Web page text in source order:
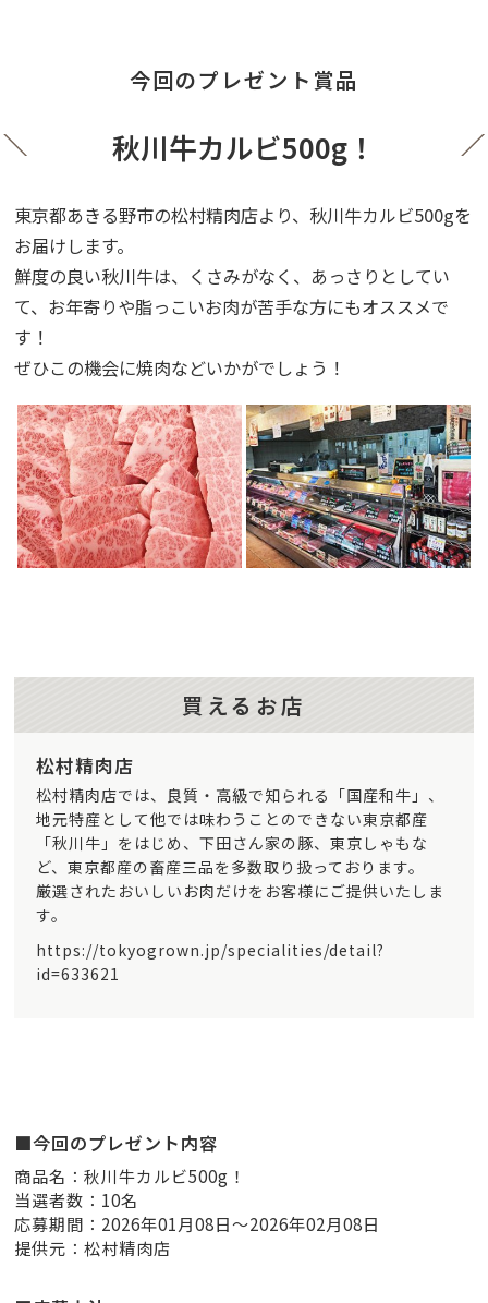
今回のプレゼント賞品
秋川牛カルビ500g！
東京都あきる野市の松村精肉店より、秋川牛カルビ500gを
お届けします。
鮮度の良い秋川牛は、くさみがなく、あっさりとしてい
て、お年寄りや脂っこいお肉が苦手な方にもオススメで
す！
ぜひこの機会に焼肉などいかがでしょう！
買えるお店
松村精肉店
松村精肉店では、良質・高級で知られる「国産和牛」、
地元特産として他では味わうことのできない東京都産
「秋川牛」をはじめ、下田さん家の豚、東京しゃもな
ど、東京都産の畜産三品を多数取り扱っております。
厳選されたおいしいお肉だけをお客様にご提供いたしま
す。
https://tokyogrown.jp/specialities/detail?
id=633621
■今回のプレゼント内容
商品名：秋川牛カルビ500g！
当選者数：10名
応募期間：2026年01月08日～2026年02月08日
提供元：松村精肉店